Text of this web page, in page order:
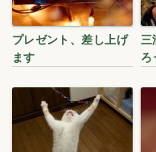
プレゼント、差し上げ
ます
三
ろ